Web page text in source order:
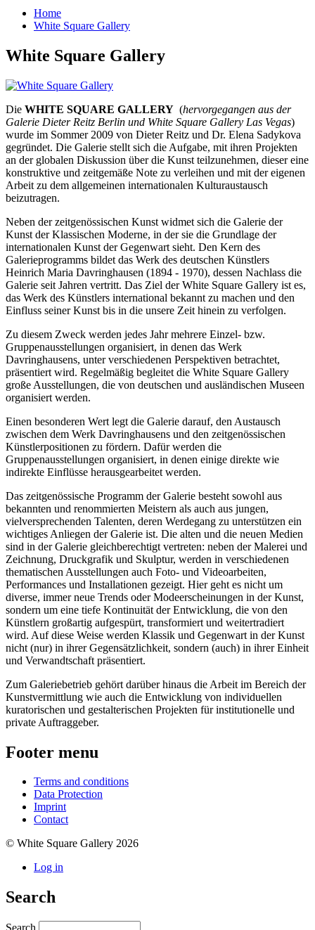
Home
White Square Gallery
White Square Gallery
Die WHITE SQUARE GALLERY (hervorgegangen aus der
Galerie Dieter Reitz Berlin und White Square Gallery Las Vegas)
wurde im Sommer 2009 von Dieter Reitz und Dr. Elena Sadykova
gegründet. Die Galerie stellt sich die Aufgabe, mit ihren Projekten
an der globalen Diskussion über die Kunst teilzunehmen, dieser eine
konstruktive und zeitgemäße Note zu verleihen und mit der eigenen
Arbeit zu dem allgemeinen internationalen Kulturaustausch
beizutragen.
Neben der zeitgenössischen Kunst widmet sich die Galerie der
Kunst der Klassischen Moderne, in der sie die Grundlage der
internationalen Kunst der Gegenwart sieht. Den Kern des
Galerieprogramms bildet das Werk des deutschen Künstlers
Heinrich Maria Davringhausen (1894 - 1970), dessen Nachlass die
Galerie seit Jahren vertritt. Das Ziel der White Square Gallery ist es,
das Werk des Künstlers international bekannt zu machen und den
Einfluss seiner Kunst bis in die unsere Zeit hinein zu verfolgen.
Zu diesem Zweck werden jedes Jahr mehrere Einzel- bzw.
Gruppenausstellungen organisiert, in denen das Werk
Davringhausens, unter verschiedenen Perspektiven betrachtet,
präsentiert wird. Regelmäßig begleitet die White Square Gallery
große Ausstellungen, die von deutschen und ausländischen Museen
organisiert werden.
Einen besonderen Wert legt die Galerie darauf, den Austausch
zwischen dem Werk Davringhausens und den zeitgenössischen
Künstlerpositionen zu fördern. Dafür werden die
Gruppenausstellungen organisiert, in denen einige direkte wie
indirekte Einflüsse herausgearbeitet werden.
Das zeitgenössische Programm der Galerie besteht sowohl aus
bekannten und renommierten Meistern als auch aus jungen,
vielversprechenden Talenten, deren Werdegang zu unterstützen ein
wichtiges Anliegen der Galerie ist. Die alten und die neuen Medien
sind in der Galerie gleichberechtigt vertreten: neben der Malerei und
Zeichnung, Druckgrafik und Skulptur, werden in verschiedenen
thematischen Ausstellungen auch Foto- und Videoarbeiten,
Performances und Installationen gezeigt. Hier geht es nicht um
diverse, immer neue Trends oder Modeerscheinungen in der Kunst,
sondern um eine tiefe Kontinuität der Entwicklung, die von den
Künstlern großartig aufgespürt, transformiert und weitertradiert
wird. Auf diese Weise werden Klassik und Gegenwart in der Kunst
nicht (nur) in ihrer Gegensätzlichkeit, sondern (auch) in ihrer Einheit
und Verwandtschaft präsentiert.
Zum Galeriebetrieb gehört darüber hinaus die Arbeit im Bereich der
Kunstvermittlung wie auch die Entwicklung von individuellen
kuratorischen und gestalterischen Projekten für institutionelle und
private Auftraggeber.
Footer menu
Terms and conditions
Data Protection
Imprint
Contact
© White Square Gallery 2026
Log in
Search